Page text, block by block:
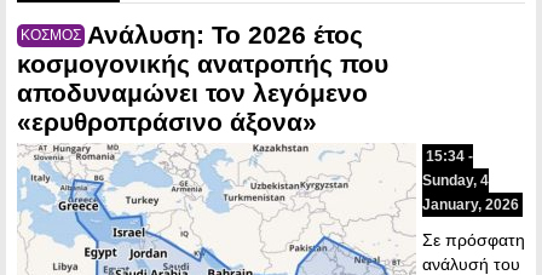
ΚΟΣΜΟΣ Ανάλυση: Το 2026 έτος
κοσμογονικής ανατροπής που
αποδυναμώνει τον λεγόμενο
«ερυθροπράσινο άξονα»
15:34 -
Sunday, 4
January, 2026
Σε πρόσφατη
ανάλυσή του